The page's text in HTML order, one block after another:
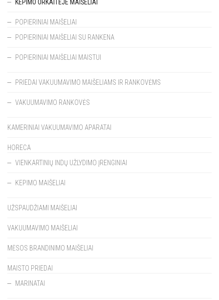
KEPIMO ORKAITĖJE MAIŠELIAI
POPIERINIAI MAIŠELIAI
POPIERINIAI MAIŠELIAI SU RANKENA
POPIERINIAI MAIŠELIAI MAISTUI
PRIEDAI VAKUUMAVIMO MAIŠELIAMS IR RANKOVĖMS
VAKUUMAVIMO RANKOVĖS
KAMERINIAI VAKUUMAVIMO APARATAI
HORECA
VIENKARTINIŲ INDŲ UŽLYDIMO ĮRENGINIAI
KEPIMO MAIŠELIAI
UŽSPAUDŽIAMI MAIŠELIAI
VAKUUMAVIMO MAIŠELIAI
MĖSOS BRANDINIMO MAIŠELIAI
MAISTO PRIEDAI
MARINATAI